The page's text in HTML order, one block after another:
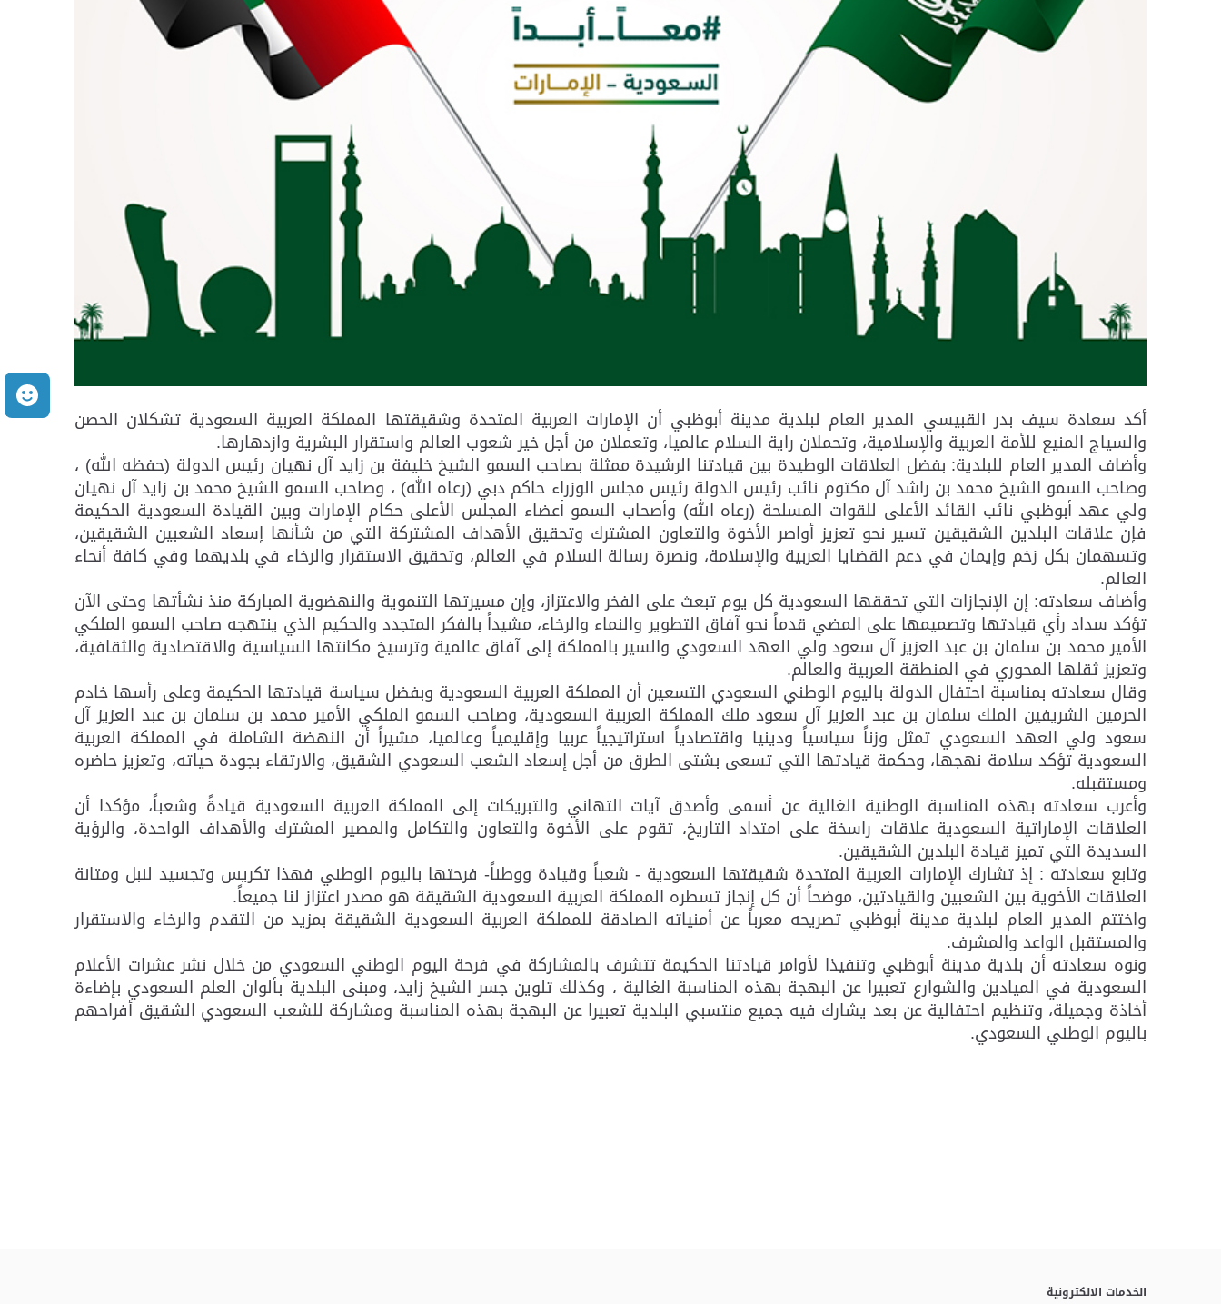
أكد سعادة سيف بدر القبيسي المدير العام لبلدية مدينة أبوظبي أن الإمارات العربية المتحدة وشقيقتها المملكة العربية السعودية تشكلان الحصن
والسياج المنيع للأمة العربية والإسلامية، وتحملان راية السلام عالميا، وتعملان من أجل خير شعوب العالم واستقرار البشرية وازدهارها.
وأضاف المدير العام للبلدية: بفضل العلاقات الوطيدة بين قيادتنا الرشيدة ممثلة بصاحب السمو الشيخ خليفة بن زايد آل نهيان رئيس الدولة (حفظه الله) ،
وصاحب السمو الشيخ محمد بن راشد آل مكتوم نائب رئيس الدولة رئيس مجلس الوزراء حاكم دبي (رعاه الله) ، وصاحب السمو الشيخ محمد بن زايد آل نهيان
ولي عهد أبوظبي نائب القائد الأعلى للقوات المسلحة (رعاه الله) وأصحاب السمو أعضاء المجلس الأعلى حكام الإمارات وبين القيادة السعودية الحكيمة
فإن علاقات البلدين الشقيقين تسير نحو تعزيز أواصر الأخوة والتعاون المشترك وتحقيق الأهداف المشتركة التي من شأنها إسعاد الشعبين الشقيقين،
وتسهمان بكل زخم وإيمان في دعم القضايا العربية والإسلامة، ونصرة رسالة السلام في العالم، وتحقيق الاستقرار والرخاء في بلديهما وفي كافة أنحاء
العالم.
وأضاف سعادته: إن الإنجازات التي تحققها السعودية كل يوم تبعث على الفخر والاعتزاز، وإن مسيرتها التنموية والنهضوية المباركة منذ نشأتها وحتى الآن
تؤكد سداد رأي قيادتها وتصميمها على المضي قدماً نحو آفاق التطوير والنماء والرخاء، مشيداً بالفكر المتجدد والحكيم الذي ينتهجه صاحب السمو الملكي
الأمير محمد بن سلمان بن عبد العزيز آل سعود ولي العهد السعودي والسير بالمملكة إلى آفاق عالمية وترسيخ مكانتها السياسية والاقتصادية والثقافية،
وتعزيز ثقلها المحوري في المنطقة العربية والعالم.
وقال سعادته بمناسبة احتفال الدولة باليوم الوطني السعودي التسعين أن المملكة العربية السعودية وبفضل سياسة قيادتها الحكيمة وعلى رأسها خادم
الحرمين الشريفين الملك سلمان بن عبد العزيز آل سعود ملك المملكة العربية السعودية، وصاحب السمو الملكي الأمير محمد بن سلمان بن عبد العزيز آل
سعود ولي العهد السعودي تمثل وزناً سياسياً ودينيا واقتصادياً استراتيجياً عربيا وإقليمياً وعالميا، مشيراً أن النهضة الشاملة في المملكة العربية
السعودية تؤكد سلامة نهجها، وحكمة قيادتها التي تسعى بشتى الطرق من أجل إسعاد الشعب السعودي الشقيق، والارتقاء بجودة حياته، وتعزيز حاضره
ومستقبله.
وأعرب سعادته بهذه المناسبة الوطنية الغالية عن أسمى وأصدق آيات التهاني والتبريكات إلى المملكة العربية السعودية قيادةً وشعباً، مؤكدا أن
العلاقات الإماراتية السعودية علاقات راسخة على امتداد التاريخ، تقوم على الأخوة والتعاون والتكامل والمصير المشترك والأهداف الواحدة، والرؤية
السديدة التي تميز قيادة البلدين الشقيقين.
وتابع سعادته : إذ تشارك الإمارات العربية المتحدة شقيقتها السعودية - شعباً وقيادة ووطناً- فرحتها باليوم الوطني فهذا تكريس وتجسيد لنبل ومتانة
العلاقات الأخوية بين الشعبين والقيادتين، موضحاً أن كل إنجاز تسطره المملكة العربية السعودية الشقيقة هو مصدر اعتزاز لنا جميعاً.
واختتم المدير العام لبلدية مدينة أبوظبي تصريحه معرباً عن أمنياته الصادقة للمملكة العربية السعودية الشقيقة بمزيد من التقدم والرخاء والاستقرار
والمستقبل الواعد والمشرف.
ونوه سعادته أن بلدية مدينة أبوظبي وتنفيذا لأوامر قيادتنا الحكيمة تتشرف بالمشاركة في فرحة اليوم الوطني السعودي من خلال نشر عشرات الأعلام
السعودية في الميادين والشوارع تعبيرا عن البهجة بهذه المناسبة الغالية ، وكذلك تلوين جسر الشيخ زايد، ومبنى البلدية بألوان العلم السعودي بإضاءة
أخاذة وجميلة، وتنظيم احتفالية عن بعد يشارك فيه جميع منتسبي البلدية تعبيرا عن البهجة بهذه المناسبة ومشاركة للشعب السعودي الشقيق أفراحهم
باليوم الوطني السعودي.
الخدمات الالكترونية